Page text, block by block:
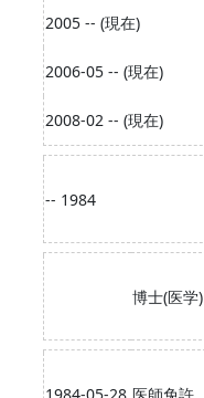
2005 -- (現在)
2006-05 -- (現在)
2008-02 -- (現在)
-- 1984
博士(医学)